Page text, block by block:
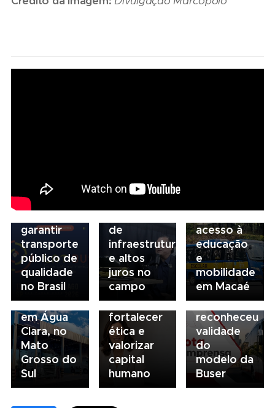
financiamento
garantir
transporte
público de
qualidade
no Brasil
da FAESP
de
infraestrutura
e altos
juros no
campo
acesso à
educação
e
mobilidade
em Macaé
03/08/2026
Volvo
inaugura
concessionária
em Água
Clara, no
Mato
Grosso do
Sul
03/08/2026
transporte:
BRT
Sorocaba
utiliza
compliance
para
fortalecer
ética e
valorizar
capital
humano
03/08/2026
Sindicato
esclarece
que STF
não
reconheceu
validade
do
modelo da
Buser